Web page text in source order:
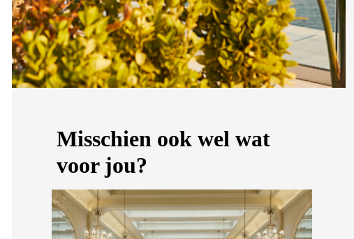
Misschien ook wel wat
voor jou?